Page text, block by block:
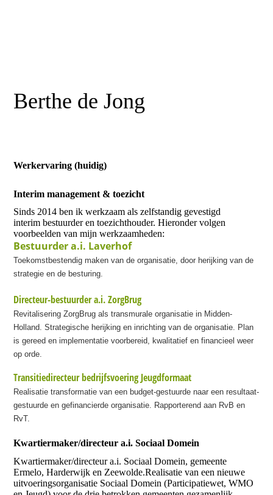
Berthe de Jong
Werkervaring (huidig)
Interim management & toezicht
Sinds 2014 ben ik werkzaam als zelfstandig gevestigd
interim bestuurder en toezichthouder. Hieronder volgen
voorbeelden van mijn werkzaamheden:
Bestuurder a.i. Laverhof
Toekomstbestendig maken van de organisatie, door herijking van de
strategie en de besturing.
Directeur-bestuurder a.i. ZorgBrug
Revitalisering ZorgBrug als transmurale organisatie in Midden-
Holland. Strategische herijking en inrichting van de organisatie. Plan
is gereed en implementatie voorbereid, kwalitatief en financieel weer
op orde.
Transitiedirecteur bedrijfsvoering Jeugdformaat
Realisatie transformatie van een budget-gestuurde naar een resultaat-
gestuurde en gefinancierde organisatie. Rapporterend aan RvB en
RvT.
Kwartiermaker/directeur a.i. Sociaal Domein
Kwartiermaker/directeur a.i. Sociaal Domein, gemeente
Ermelo, Harderwijk en Zeewolde.Realisatie van een nieuwe
uitvoeringsorganisatie Sociaal Domein (Participatiewet, WMO